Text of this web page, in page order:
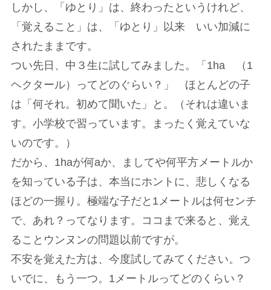
しかし、「ゆとり」は、終わったというけれど、
「覚えること」は、「ゆとり」以来 いい加減に
されたままです。
つい先日、中３生に試してみました。「1ha （1
ヘクタール）ってどのぐらい？」 ほとんどの子
は「何それ。初めて聞いた」と。（それは違いま
す。小学校で習っています。まったく覚えていな
いのです。）
だから、1haが何aか、ましてや何平方メートルか
を知っている子は、本当にホントに、悲しくなる
ほどの一握り。極端な子だと1メートルは何センチ
で、あれ？ってなります。ココまで来ると、覚え
ることウンヌンの問題以前ですが。
不安を覚えた方は、今度試してみてください。つ
いでに、もう一つ。1メートルってどのくらい？